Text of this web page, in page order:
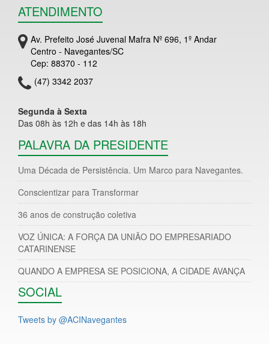
ATENDIMENTO
Av. Prefeito José Juvenal Mafra Nº 696, 1º Andar
Centro - Navegantes/SC
Cep: 88370 - 112
(47) 3342 2037
Segunda à Sexta
Das 08h às 12h e das 14h às 18h
PALAVRA DA PRESIDENTE
Uma Década de Persistência. Um Marco para Navegantes.
Conscientizar para Transformar
36 anos de construção coletiva
VOZ ÚNICA: A FORÇA DA UNIÃO DO EMPRESARIADO
CATARINENSE
QUANDO A EMPRESA SE POSICIONA, A CIDADE AVANÇA
SOCIAL
Tweets by @ACINavegantes